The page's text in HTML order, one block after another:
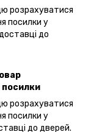
розрахуватися
посилки у
до
посилки
розрахуватися
посилки у
до дверей.